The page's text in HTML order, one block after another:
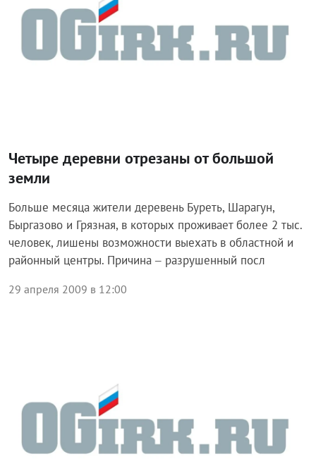
Четыре деревни отрезаны от большой
земли
Больше месяца жители деревень Буреть, Шарагун,
Быргазово и Грязная, в которых проживает более 2 тыс.
человек, лишены возможности выехать в областной и
районный центры. Причина – разрушенный посл
29 апреля 2009 в 12:00